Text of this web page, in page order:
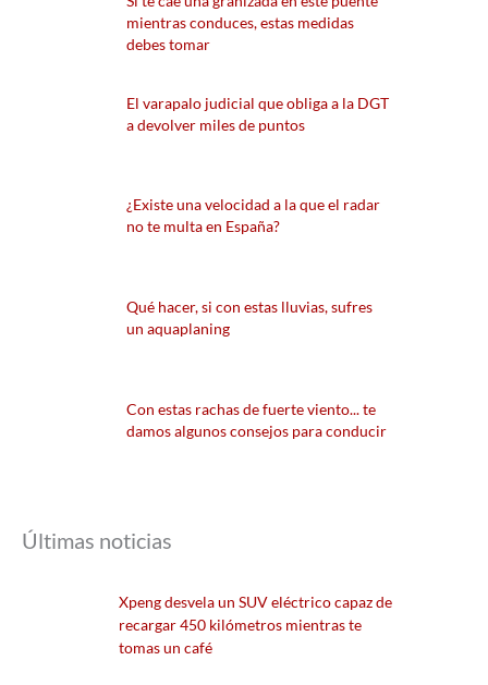
mientras conduces, estas medidas
debes tomar
El varapalo judicial que obliga a la DGT
a devolver miles de puntos
¿Existe una velocidad a la que el radar
no te multa en España?
Qué hacer, si con estas lluvias, sufres
un aquaplaning
Con estas rachas de fuerte viento... te
damos algunos consejos para conducir
Últimas noticias
Xpeng desvela un SUV eléctrico capaz de
recargar 450 kilómetros mientras te
tomas un café